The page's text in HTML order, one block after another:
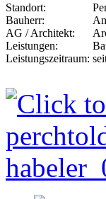
Standort:
Bauherr:
AG / Architekt:
Leistungen:
Leistungszeitraum: